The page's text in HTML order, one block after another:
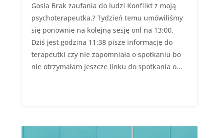
Gosla Brak zaufania do ludzi Konflikt z moją
psychoterapeutka.? Tydzień temu umówiliśmy
się ponownie na kolejną sesję onl na 13:00.
Dziś jest godzina 11:38 pisze informację do
terapeutki czy nie zapomniała o spotkaniu bo
nie otrzymałam jeszcze linku do spotkania o...